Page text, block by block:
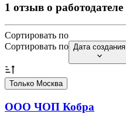
1 отзыв о работодателе
Сортировать по
Сортировать по Дата создания
Только Москва
ООО ЧОП Кобра